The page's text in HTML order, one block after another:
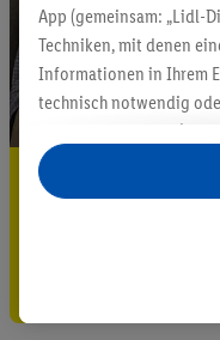
5.95 €
Jetzt
App (gemeinsam: „Lidl-
Techniken, mit denen
Informationen in Ihrem
technisch notwendig
auch durch Partner (u.a.
Verantwortliche; im
insgesamt
Statistik-Erstellung
Datenverarbeitungen